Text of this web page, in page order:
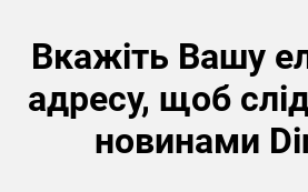
Вкажіть Вашу
адресу, щоб
новинами